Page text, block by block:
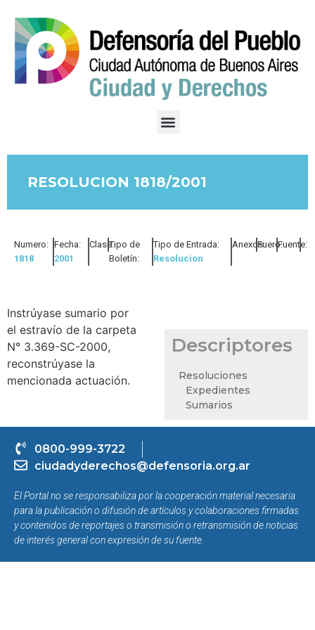
RESOLUCION 1818/2001
Numero:
1818
Fecha:
2001
Clase:Tipo de
Boletín:
Tipo de Entrada:
Resolucion
Anexos:Fuero:Fuente:
Instrúyase sumario por
el estravío de la carpeta
N° 3.369-SC-2000,
reconstrúyase la
mencionada actuación.
Descriptores
Resoluciones
Expedientes
Sumarios
0800-999-3722
ciudadyderechos@defensoria.org.ar
El Portal no se responsabiliza por la cooperación material necesaria
para la publicación o difusión de artículos y colaboraciones firmadas
y contenidos de reportajes o transmisión o retransmisión de noticias
de interés general con expresión de su fuente.